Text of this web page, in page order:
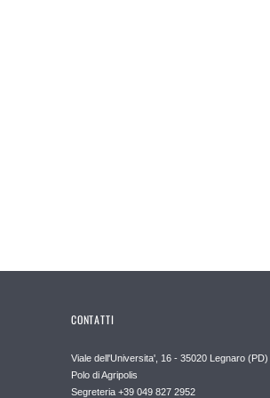
CONTATTI
Viale dell'Universita', 16 - 35020 Legnaro (PD)
Polo di Agripolis
Segreteria +39 049 827 2952